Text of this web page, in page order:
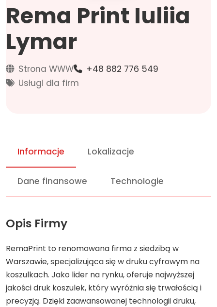
Rema Print Iuliia
Lymar
Strona WWW
+48 882 776 549
Usługi dla firm
Informacje Lokalizacje
Dane finansowe Technologie
Opis Firmy
RemaPrint to renomowana firma z siedzibą w
Warszawie, specjalizująca się w druku cyfrowym na
koszulkach. Jako lider na rynku, oferuje najwyższej
jakości druk koszulek, który wyróżnia się trwałością i
precyzją. Dzięki zaawansowanej technologii druku,